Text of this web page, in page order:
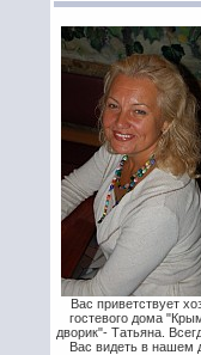
Вас приветствует
гостевого дома
дворик"- Татьяна.
Вас видеть в нашем